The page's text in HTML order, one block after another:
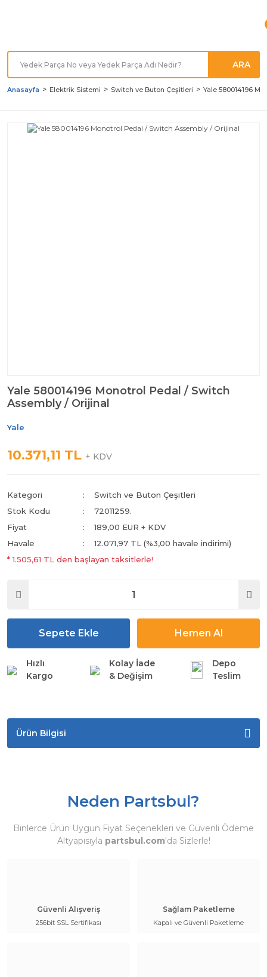
ARA
Anasayfa Elektrik Sistemi Switch ve Buton Çeşitleri Yale 580014196
Yale 580014196 Monotrol Pedal / Switch
Assembly / Orijinal
Yale
10.371,11 TL + KDV
Kategori
Switch ve Buton Çeşitleri
Stok Kodu
72011259.
Fiyat
189,00 EUR + KDV
Havale
12.071,97 TL (%3,00 havale indirimi)
* 1.505,61 TL den başlayan taksitlerle!
Sepete Ekle Hemen Al
Hızlı
Kargo
Kolay İade
& Değişim
Depo
Teslim
Ürün Bilgisi
Neden Partsbul?
Binlerce Ürün Uygun Fiyat Seçenekleri ve Güvenli Ödeme
Altyapısıyla partsbul.com'da Sizlerle!
Güvenli Alışveriş
256bit SSL Sertifikası
Sağlam Paketleme
Kapalı ve Güvenli Paketleme